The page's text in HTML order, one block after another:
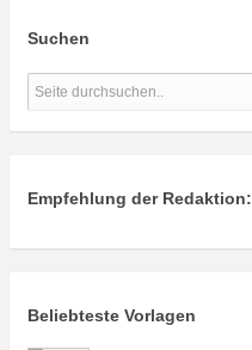
Suchen
Empfehlung der Redaktion:
Beliebteste Vorlagen